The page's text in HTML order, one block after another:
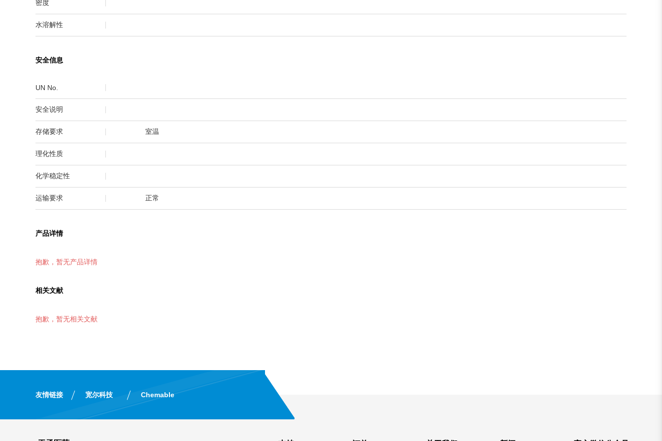
密度
水溶解性
安全信息
UN No.
安全说明
存储要求 室温
理化性质
化学稳定性
运输要求 正常
产品详情
抱歉，暂无产品详情
相关文献
抱歉，暂无相关文献
友情链接 宽尔科技 Chemable